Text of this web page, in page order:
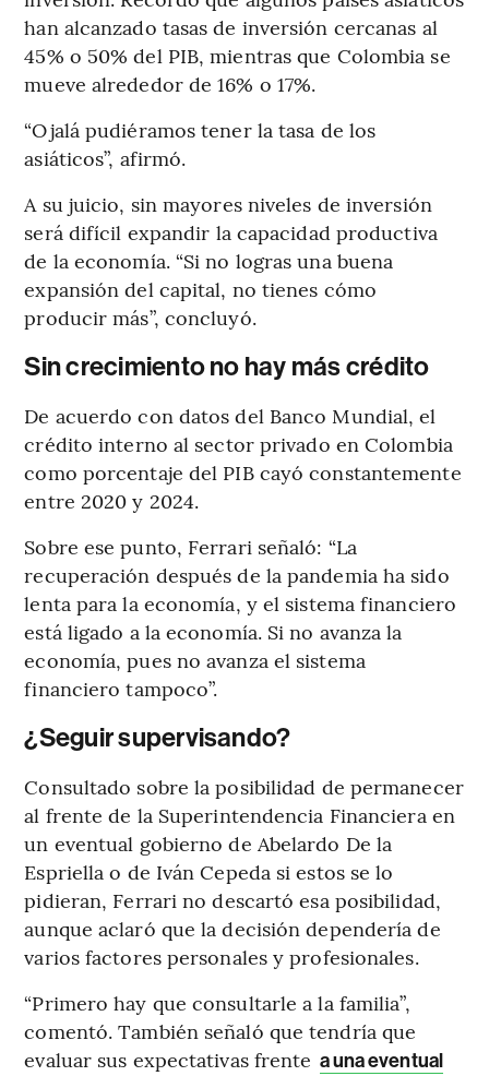
han alcanzado tasas de inversión cercanas al
45% o 50% del PIB, mientras que Colombia se
mueve alrededor de 16% o 17%.
“Ojalá pudiéramos tener la tasa de los
asiáticos”, afirmó.
A su juicio, sin mayores niveles de inversión
será difícil expandir la capacidad productiva
de la economía. “Si no logras una buena
expansión del capital, no tienes cómo
producir más”, concluyó.
Sin crecimiento no hay más crédito
De acuerdo con datos del Banco Mundial, el
crédito interno al sector privado en Colombia
como porcentaje del PIB cayó constantemente
entre 2020 y 2024.
Sobre ese punto, Ferrari señaló: “La
recuperación después de la pandemia ha sido
lenta para la economía, y el sistema financiero
está ligado a la economía. Si no avanza la
economía, pues no avanza el sistema
financiero tampoco”.
¿Seguir supervisando?
Consultado sobre la posibilidad de permanecer
al frente de la Superintendencia Financiera en
un eventual gobierno de Abelardo De la
Espriella o de Iván Cepeda si estos se lo
pidieran, Ferrari no descartó esa posibilidad,
aunque aclaró que la decisión dependería de
varios factores personales y profesionales.
“Primero hay que consultarle a la familia”,
comentó. También señaló que tendría que
evaluar sus expectativas frente a una eventual